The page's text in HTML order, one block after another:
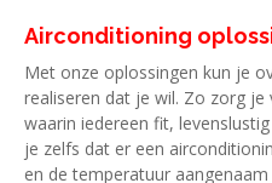
Airconditioning
Met onze oplossingen kun je
realiseren dat je wil. Zo zorg
waarin iedereen fit,
je zelfs dat er een
en de temperatuur